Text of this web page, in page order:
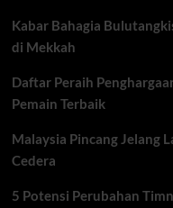
Posisi
Kabar Bahagia
di Mekkah
Daftar Peraih
Pemain Terbaik
Malaysia Pincang Jelang
Cedera
5 Potensi Perubahan